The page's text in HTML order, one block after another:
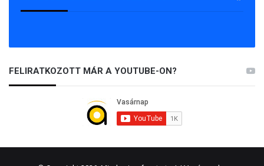
FELIRATKOZOTT MÁR A YOUTUBE-ON?